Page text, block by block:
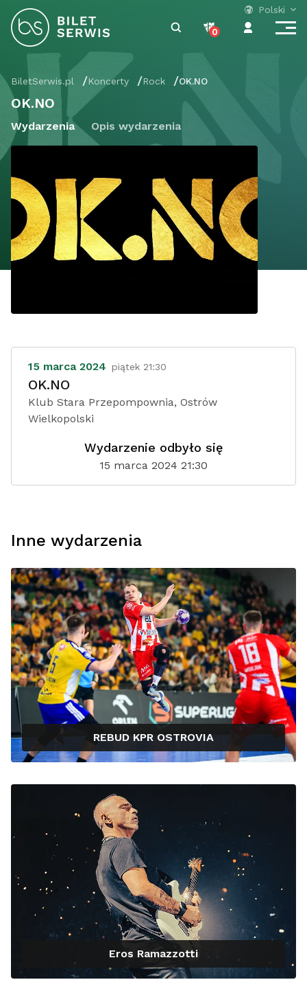
Polski
0
BiletSerwis.pl Koncerty Rock OK.NO
OK.NO
Wydarzenia Opis wydarzenia
15 marca 2024 piątek 21:30
OK.NO
Klub Stara Przepompownia, Ostrów
Wielkopolski
Wydarzenie odbyło się
15 marca 2024 21:30
Inne wydarzenia
REBUD KPR OSTROVIA
Eros Ramazzotti